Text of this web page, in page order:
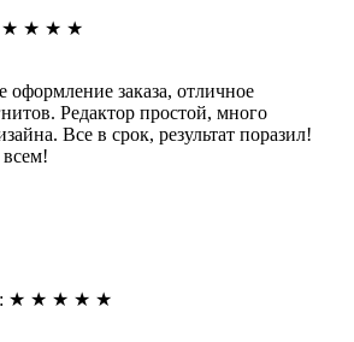
★ ★ ★ ★
оформление заказа, отличное
Редактор простой, много
Все в срок, результат поразил!
: ★ ★ ★ ★ ★